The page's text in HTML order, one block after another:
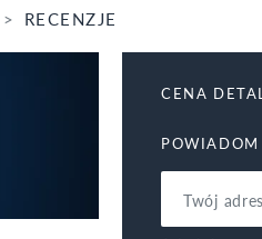
RECENZJE
CENA